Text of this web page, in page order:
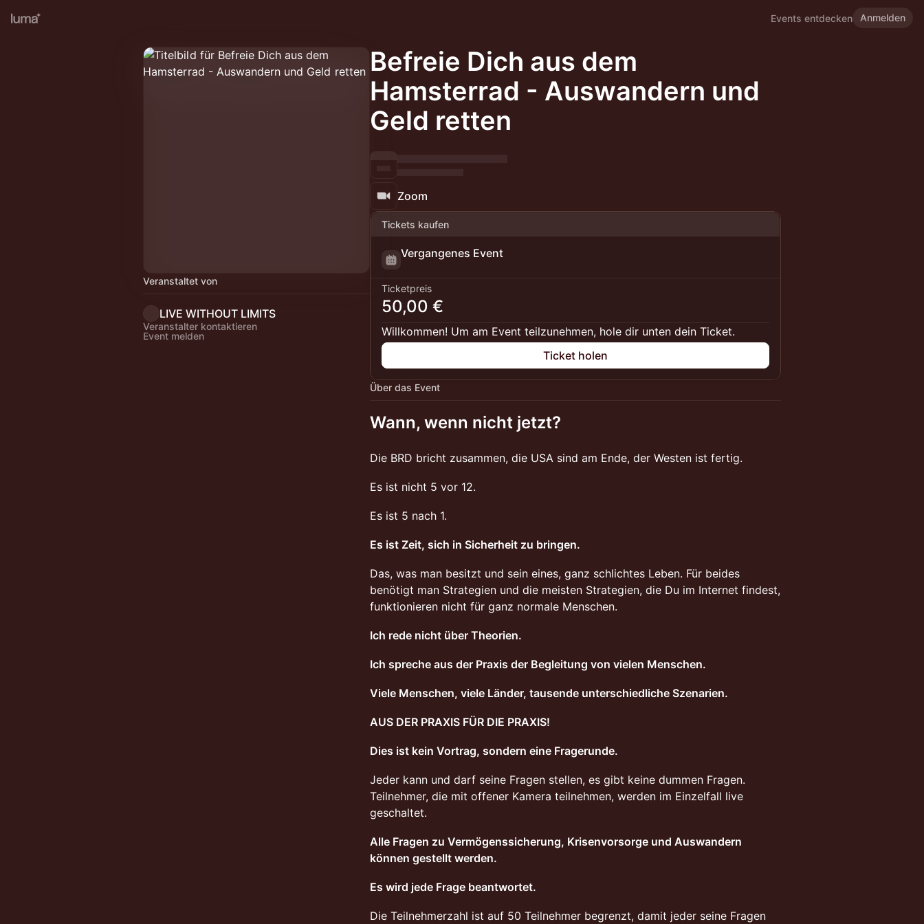
Events entdecken Anmelden
Veranstaltet von
LIVE WITHOUT LIMITS
Veranstalter kontaktieren
Event melden
Befreie Dich aus dem
Hamsterrad - Auswandern und
Geld retten
Zoom
Tickets kaufen
Vergangenes Event
Ticketpreis
50,00 €
Willkommen! Um am Event teilzunehmen, hole dir unten dein Ticket.
Ticket holen
Über das Event
Wann, wenn nicht jetzt?
Die BRD bricht zusammen, die USA sind am Ende, der Westen ist fertig.
Es ist nicht 5 vor 12.
Es ist 5 nach 1.
Es ist Zeit, sich in Sicherheit zu bringen.
Das, was man besitzt und sein eines, ganz schlichtes Leben. Für beides
benötigt man Strategien und die meisten Strategien, die Du im Internet findest,
funktionieren nicht für ganz normale Menschen.
Ich rede nicht über Theorien.
Ich spreche aus der Praxis der Begleitung von vielen Menschen.
Viele Menschen, viele Länder, tausende unterschiedliche Szenarien.
AUS DER PRAXIS FÜR DIE PRAXIS!
Dies ist kein Vortrag, sondern eine Fragerunde.
Jeder kann und darf seine Fragen stellen, es gibt keine dummen Fragen.
Teilnehmer, die mit offener Kamera teilnehmen, werden im Einzelfall live
geschaltet.
Alle Fragen zu Vermögenssicherung, Krisenvorsorge und Auswandern
können gestellt werden.
Es wird jede Frage beantwortet.
Die Teilnehmerzahl ist auf 50 Teilnehmer begrenzt, damit jeder seine Fragen